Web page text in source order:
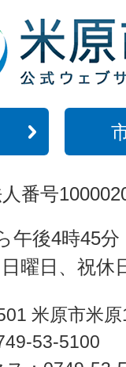
番号
午後4時45分
日曜日、祝
米原市米
53-5100